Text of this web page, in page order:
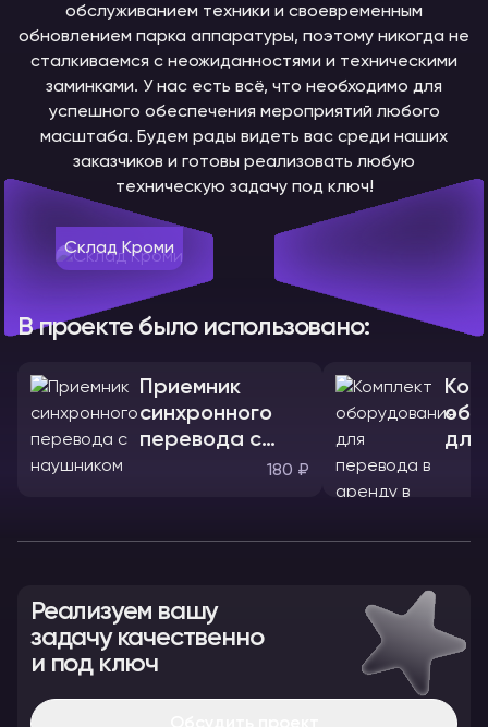
обслуживанием техники и своевременным
обновлением парка аппаратуры, поэтому никогда не
сталкиваемся с неожиданностями и техническими
заминками. У нас есть всё, что необходимо для
успешного обеспечения мероприятий любого
масштаба. Будем рады видеть вас среди наших
заказчиков и готовы реализовать любую
техническую задачу под ключ!
Склад Кроми
В проекте было использовано:
Приемник
синхронного
перевода с
180 ₽
Реализуем вашу
задачу качественно
и под ключ